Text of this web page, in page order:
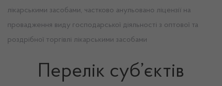
лікарськими засобами, частково анульовано ліцензії на
провадження виду господарської діяльності з оптової та
роздрібної торгівлі лікарськими засобами
Перелік суб’єктів